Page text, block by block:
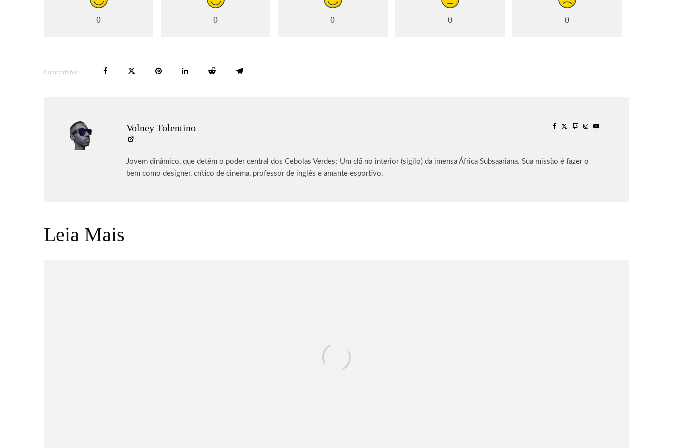
0 0 0 0 0
Compartilhar
Volney Tolentino
Jovem dinâmico, que detém o poder central dos Cebolas Verdes; Um clã no interior (sigilo) da imensa África Subsaariana. Sua missão é fazer o
bem como designer, crítico de cinema, professor de inglês e amante esportivo.
Leia Mais